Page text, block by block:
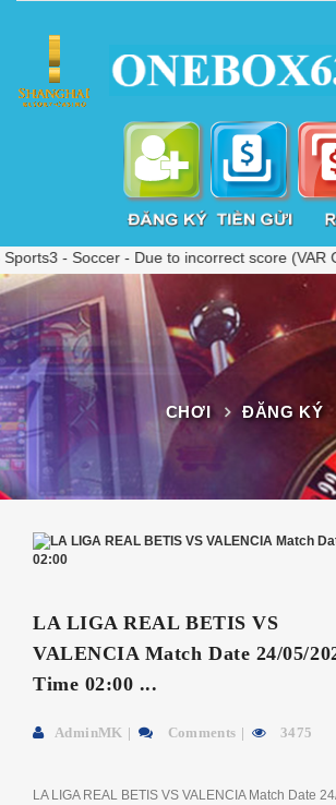
Due to incorrect score (VAR Check) in
CHƠI ĐĂNG KÝ
LA LIGA REAL BETIS VS
VALENCIA Match Date 24/05/
Time 02:00 ...
AdminMK Comments 3475
LA LIGA REAL BETIS VS VALENCIA Match Date